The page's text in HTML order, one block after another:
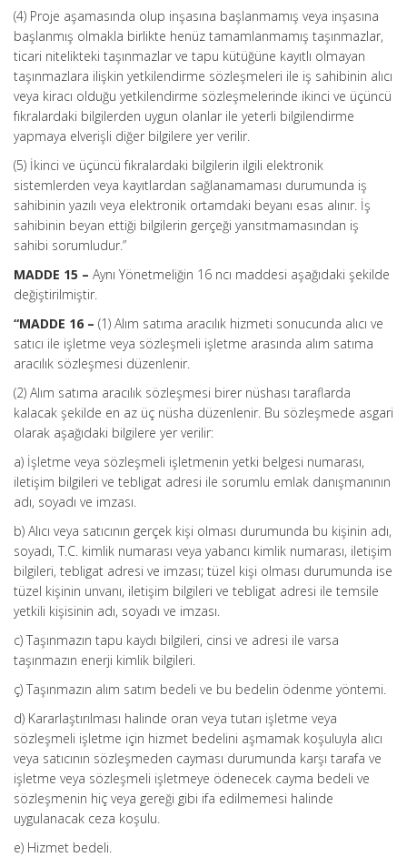
(4) Proje aşamasında olup inşasına başlanmamış veya inşasına
başlanmış olmakla birlikte henüz tamamlanmamış taşınmazlar,
ticari nitelikteki taşınmazlar ve tapu kütüğüne kayıtlı olmayan
taşınmazlara ilişkin yetkilendirme sözleşmeleri ile iş sahibinin alıcı
veya kiracı olduğu yetkilendirme sözleşmelerinde ikinci ve üçüncü
fıkralardaki bilgilerden uygun olanlar ile yeterli bilgilendirme
yapmaya elverişli diğer bilgilere yer verilir.
(5) İkinci ve üçüncü fıkralardaki bilgilerin ilgili elektronik
sistemlerden veya kayıtlardan sağlanamaması durumunda iş
sahibinin yazılı veya elektronik ortamdaki beyanı esas alınır. İş
sahibinin beyan ettiği bilgilerin gerçeği yansıtmamasından iş
sahibi sorumludur.”
MADDE 15 – Aynı Yönetmeliğin 16 ncı maddesi aşağıdaki şekilde
değiştirilmiştir.
“MADDE 16 – (1) Alım satıma aracılık hizmeti sonucunda alıcı ve
satıcı ile işletme veya sözleşmeli işletme arasında alım satıma
aracılık sözleşmesi düzenlenir.
(2) Alım satıma aracılık sözleşmesi birer nüshası taraflarda
kalacak şekilde en az üç nüsha düzenlenir. Bu sözleşmede asgari
olarak aşağıdaki bilgilere yer verilir:
a) İşletme veya sözleşmeli işletmenin yetki belgesi numarası,
iletişim bilgileri ve tebligat adresi ile sorumlu emlak danışmanının
adı, soyadı ve imzası.
b) Alıcı veya satıcının gerçek kişi olması durumunda bu kişinin adı,
soyadı, T.C. kimlik numarası veya yabancı kimlik numarası, iletişim
bilgileri, tebligat adresi ve imzası; tüzel kişi olması durumunda ise
tüzel kişinin unvanı, iletişim bilgileri ve tebligat adresi ile temsile
yetkili kişisinin adı, soyadı ve imzası.
c) Taşınmazın tapu kaydı bilgileri, cinsi ve adresi ile varsa
taşınmazın enerji kimlik bilgileri.
ç) Taşınmazın alım satım bedeli ve bu bedelin ödenme yöntemi.
d) Kararlaştırılması halinde oran veya tutarı işletme veya
sözleşmeli işletme için hizmet bedelini aşmamak koşuluyla alıcı
veya satıcının sözleşmeden cayması durumunda karşı tarafa ve
işletme veya sözleşmeli işletmeye ödenecek cayma bedeli ve
sözleşmenin hiç veya gereği gibi ifa edilmemesi halinde
uygulanacak ceza koşulu.
e) Hizmet bedeli.